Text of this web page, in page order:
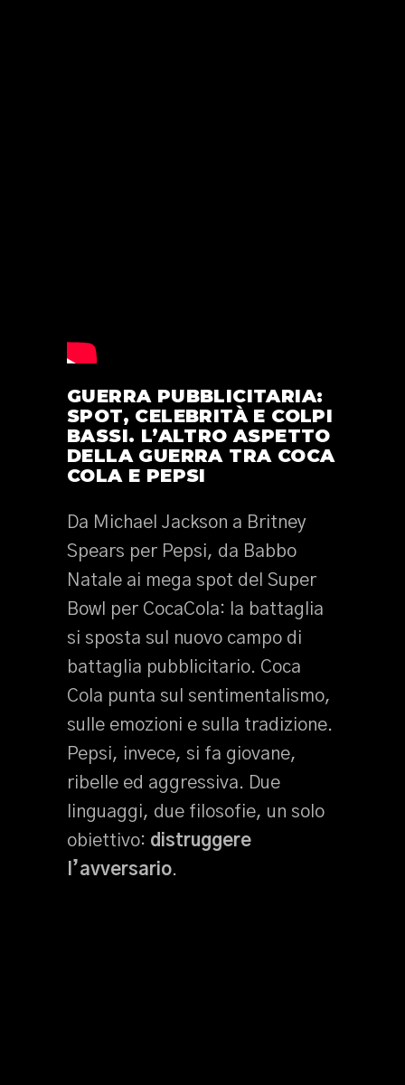
GUERRA PUBBLICITARIA:
SPOT, CELEBRITÀ E COLPI
BASSI. L’ALTRO ASPETTO
DELLA GUERRA TRA COCA
COLA E PEPSI
Da Michael Jackson a Britney
Spears per Pepsi, da Babbo
Natale ai mega spot del Super
Bowl per CocaCola: la battaglia
si sposta sul nuovo campo di
battaglia pubblicitario. Coca
Cola punta sul sentimentalismo,
sulle emozioni e sulla tradizione.
Pepsi, invece, si fa giovane,
ribelle ed aggressiva. Due
linguaggi, due filosofie, un solo
obiettivo: distruggere
l’avversario.